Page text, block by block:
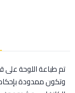
تم طباعة اللوحة على
وتكون ممدودة